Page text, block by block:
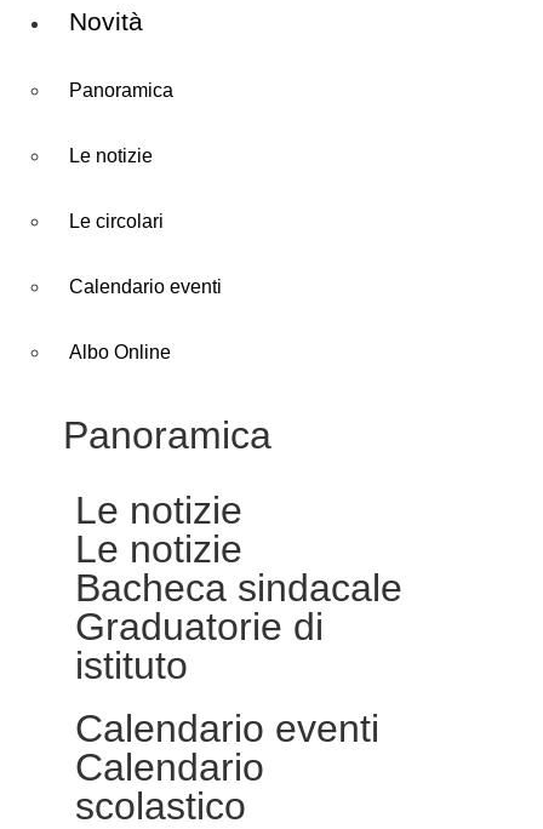
Novità
Panoramica
Le notizie
Le circolari
Calendario eventi
Albo Online
Panoramica
Le notizie
Le notizie
Bacheca sindacale
Graduatorie di
istituto
Calendario eventi
Calendario
scolastico